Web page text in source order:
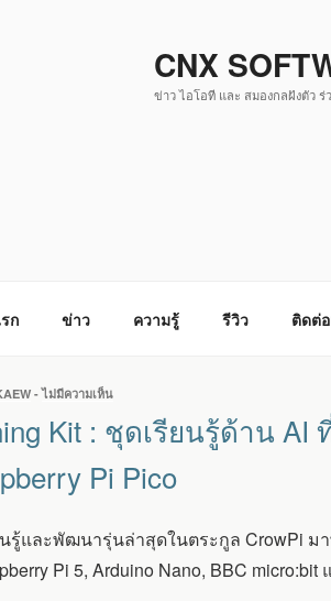
CNX
ข่าว ไอโอที และ สมองกลฝังตัว ร่
ก ข่าว ความรู้ รีวิว ติดต่อ
-ไม่มีความเห็น
3
LEARNING
ชุด
เรียน
รู้
Kit : ชุดเรียนรู้ด้าน
Pi Pico
นรู้และพัฒนารุ่นล่าสุดในตระกูล CrowPi
Pi 5, Arduino Nano, BBC micro:bit